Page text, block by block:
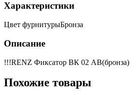
Характеристики
Цвет фурнитурыБронза
Описание
!!!RENZ Фиксатор ВК 02 AB(бронза)
Похожие товары